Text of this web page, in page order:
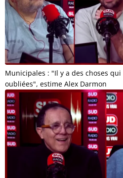
Municipales : "Il y a des choses
oubliées", estime Alex Darmon